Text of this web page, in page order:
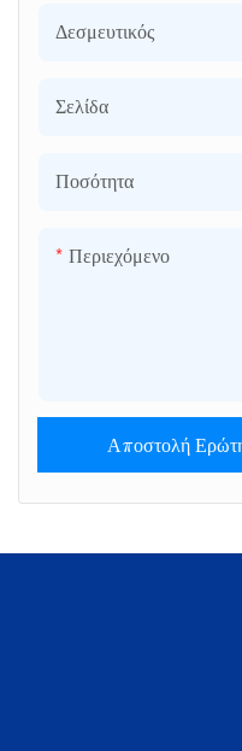
Δεσμευτικός
Σελίδα
Ποσότητα
Περιεχόμενο
Αποστολή